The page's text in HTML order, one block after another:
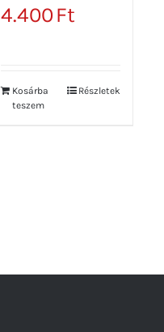
4.400Ft
Kosárba
teszem
Részletek